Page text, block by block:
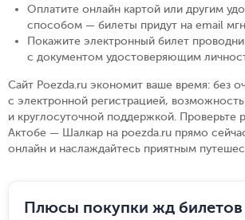
Оплатите онлайн картой или другим
способом — билеты придут на email
Покажите электронный билет
с документом удостоверяющим
Сайт Poezda.ru экономит ваше время: без
с электронной регистрацией,
и круглосуточной поддержкой. Проверьте
Актобе — Шалкар на poezda.ru прямо
онлайн и наслаждайтесь приятным
Плюсы покупки жд билетов